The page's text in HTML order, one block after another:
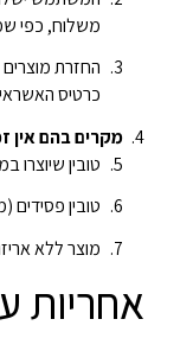
משלוח, כפי
החזרת
כרטיס
מקרים בהם אין
טובין שיוצרו
טובין
מוצר ללא
אחריות